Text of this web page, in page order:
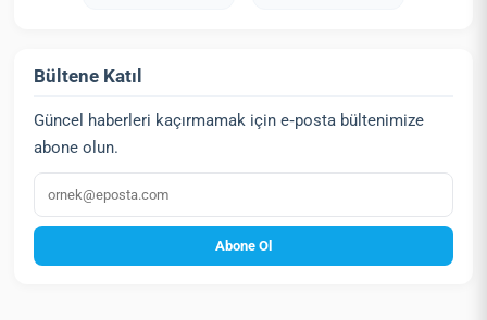
Bültene Katıl
Güncel haberleri kaçırmamak için e‑posta bültenimize
abone olun.
E‑posta
Abone Ol